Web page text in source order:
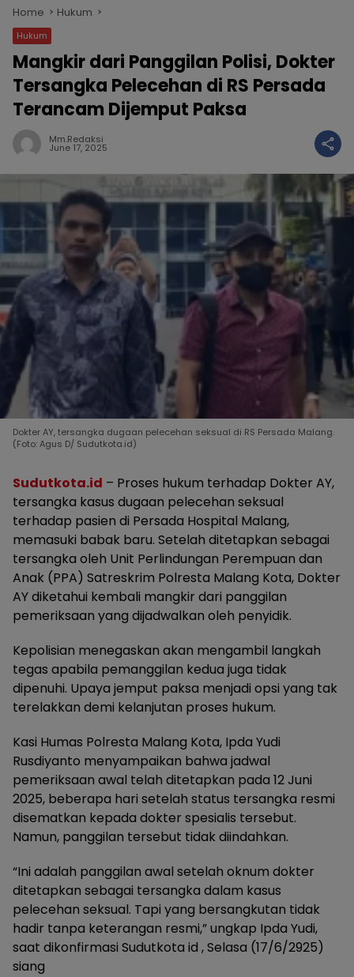
Home Hukum
Hukum
Mangkir dari Panggilan Polisi, Dokter
Tersangka Pelecehan di RS Persada
Terancam Dijemput Paksa
Mm.redaksi
June 17, 2025
Dokter AY, tersangka dugaan pelecehan seksual di RS Persada Malang.
(Foto: Agus D/ Sudutkota.id)
Sudutkota.id – Proses hukum terhadap Dokter AY,
tersangka kasus dugaan pelecehan seksual
terhadap pasien di Persada Hospital Malang,
memasuki babak baru. Setelah ditetapkan sebagai
tersangka oleh Unit Perlindungan Perempuan dan
Anak (PPA) Satreskrim Polresta Malang Kota, Dokter
AY diketahui kembali mangkir dari panggilan
pemeriksaan yang dijadwalkan oleh penyidik.
Kepolisian menegaskan akan mengambil langkah
tegas apabila pemanggilan kedua juga tidak
dipenuhi. Upaya jemput paksa menjadi opsi yang tak
terelakkan demi kelanjutan proses hukum.
Kasi Humas Polresta Malang Kota, Ipda Yudi
Rusdiyanto menyampaikan bahwa jadwal
pemeriksaan awal telah ditetapkan pada 12 Juni
2025, beberapa hari setelah status tersangka resmi
disematkan kepada dokter spesialis tersebut.
Namun, panggilan tersebut tidak diindahkan.
“Ini adalah panggilan awal setelah oknum dokter
ditetapkan sebagai tersangka dalam kasus
pelecehan seksual. Tapi yang bersangkutan tidak
hadir tanpa keterangan resmi,” ungkap Ipda Yudi,
saat dikonfirmasi Sudutkota id , Selasa (17/6/2925)
siang